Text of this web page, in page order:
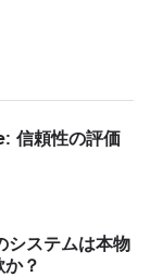
信頼性の評価
ステムは本物
？